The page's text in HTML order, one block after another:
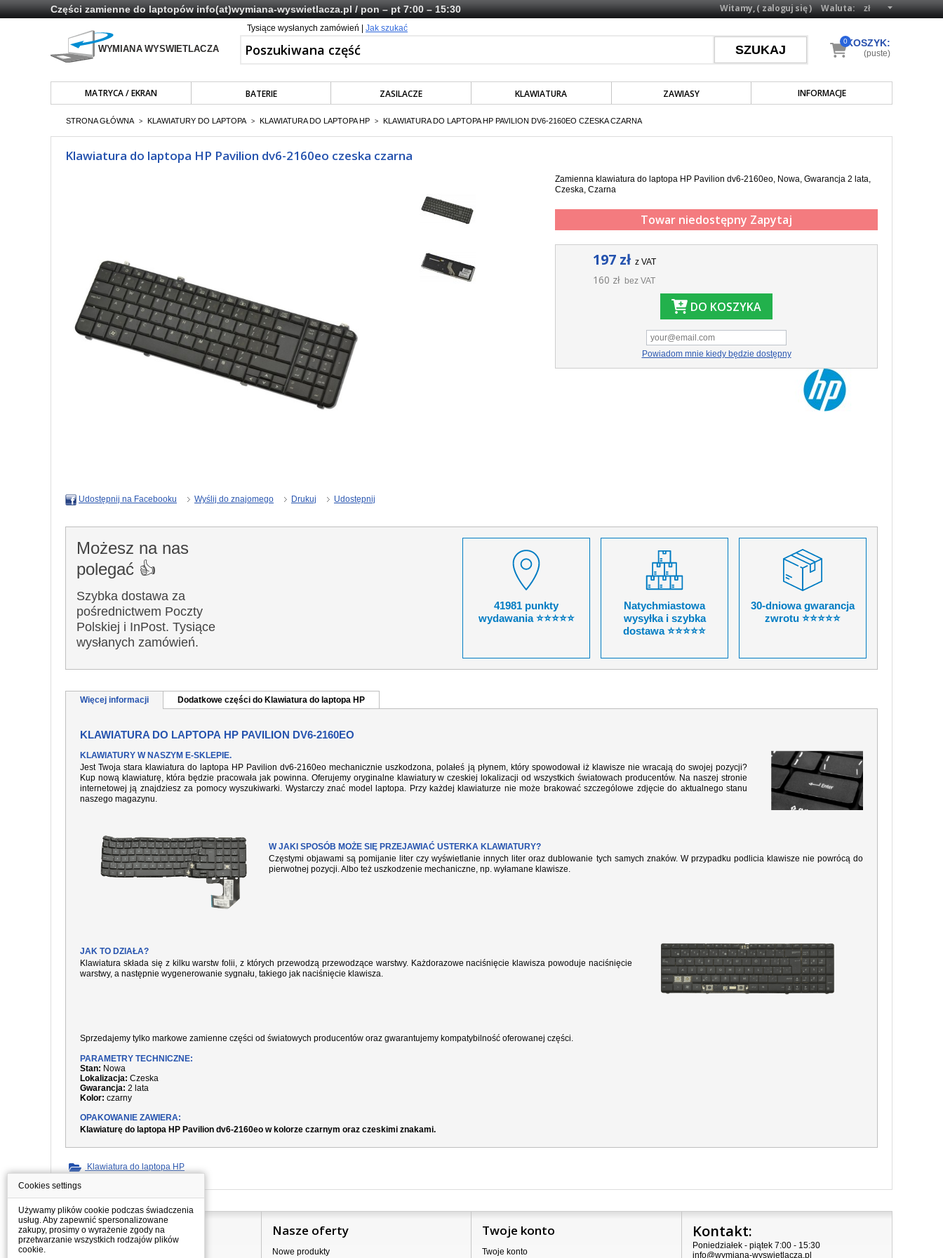
Części zamienne do laptopówinfo(at)wymiana-wyswietlacza.pl/ pon – pt 7:00 – 15:30 Waluta:
Witamy, (zaloguj się)
Tysiące wysłanych zamówień | Jak szukać
MATRYCA / EKRAN BATERIE ZASILACZE KLAWIATURA ZAWIASY INFORMACJE
KOSZYK:
0
(puste)
STRONA GŁÓWNA > KLAWIATURY DO LAPTOPA > KLAWIATURA DO LAPTOPA HP > KLAWIATURA DO LAPTOPA HP PAVILION DV6-2160EO CZESKA CZARNA
Klawiatura do laptopa HP Pavilion dv6-2160eo czeska czarna
Zamienna klawiatura do laptopa HP Pavilion dv6-2160eo, Nowa, Gwarancja 2 lata,
Czeska, Czarna
Towar niedostępny Zapytaj
197 zł z VAT
160 zł bez VAT
DO KOSZYKA
Powiadom mnie kiedy będzie dostępny
Udostępnij na Facebooku Wyślij do znajomego Drukuj Udostępnij
Możesz na nas
polegać 👍
Szybka dostawa za
pośrednictwem Poczty
Polskiej i InPost. Tysiące
wysłanych zamówień.
41981 punkty
wydawania ⭐⭐⭐⭐⭐
Natychmiastowa
wysyłka i szybka
dostawa ⭐⭐⭐⭐⭐
30-dniowa gwarancja
zwrotu ⭐⭐⭐⭐⭐
Więcej informacji Dodatkowe części do Klawiatura do laptopa HP
KLAWIATURA DO LAPTOPA HP PAVILION DV6-2160EO
KLAWIATURY W NASZYM E-SKLEPIE.
Jest Twoja stara klawiatura do laptopa HP Pavilion dv6-2160eo mechanicznie uszkodzona, polałeś ją płynem, który spowodował iż klawisze nie wracają do swojej pozycji?
Kup nową klawiaturę, która będzie pracowała jak powinna. Oferujemy oryginalne klawiatury w czeskiej lokalizacji od wszystkich światowach producentów. Na naszej stronie
internetowej ją znajdziesz za pomocy wyszukiwarki. Wystarczy znać model laptopa. Przy każdej klawiaturze nie może brakować szczególowe zdjęcie do aktualnego stanu
naszego magazynu.
W JAKI SPOSÓB MOŻE SIĘ PRZEJAWIAĆ USTERKA KLAWIATURY?
Częstymi objawami są pomijanie liter czy wyświetlanie innych liter oraz dublowanie tych samych znaków. W przypadku podlicia klawisze nie powrócą do
pierwotnej pozycji. Albo też uszkodzenie mechaniczne, np. wyłamane klawisze.
JAK TO DZIAŁA?
Klawiatura składa się z kilku warstw folii, z których przewodzą przewodzące warstwy. Każdorazowe naciśnięcie klawisza powoduje naciśnięcie
warstwy, a następnie wygenerowanie sygnału, takiego jak naciśnięcie klawisza.
Sprzedajemy tylko markowe zamienne części od światowych producentów oraz gwarantujemy kompatybilność oferowanej części.
PARAMETRY TECHNICZNE:
Stan: Nowa
Lokalizacja: Czeska
Gwarancja: 2 lata
Kolor: czarny
OPAKOWANIE ZAWIERA:
Klawiaturę do laptopa HP Pavilion dv6-2160eo w kolorze czarnym oraz czeskimi znakami.
Klawiatura do laptopa HP
Informacje Nasze oferty
Nowe produkty
Twoje konto
Twoje konto
Kontakt:
Poniedziałek - piątek 7:00 - 15:30
info@wymiana-wyswietlacza.pl
Cookies settings
Używamy plików cookie podczas świadczenia
usług. Aby zapewnić spersonalizowane
zakupy, prosimy o wyrażenie zgody na
przetwarzanie wszystkich rodzajów plików
cookie.